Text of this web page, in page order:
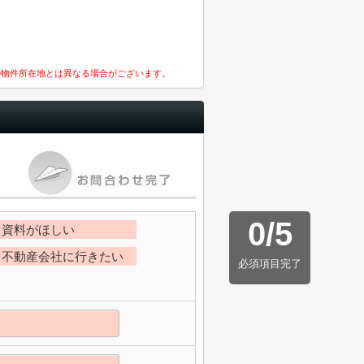
件所在地とは異なる場合がございます。
0/5
必須項目完了
資料がほしい
不動産会社に行きたい